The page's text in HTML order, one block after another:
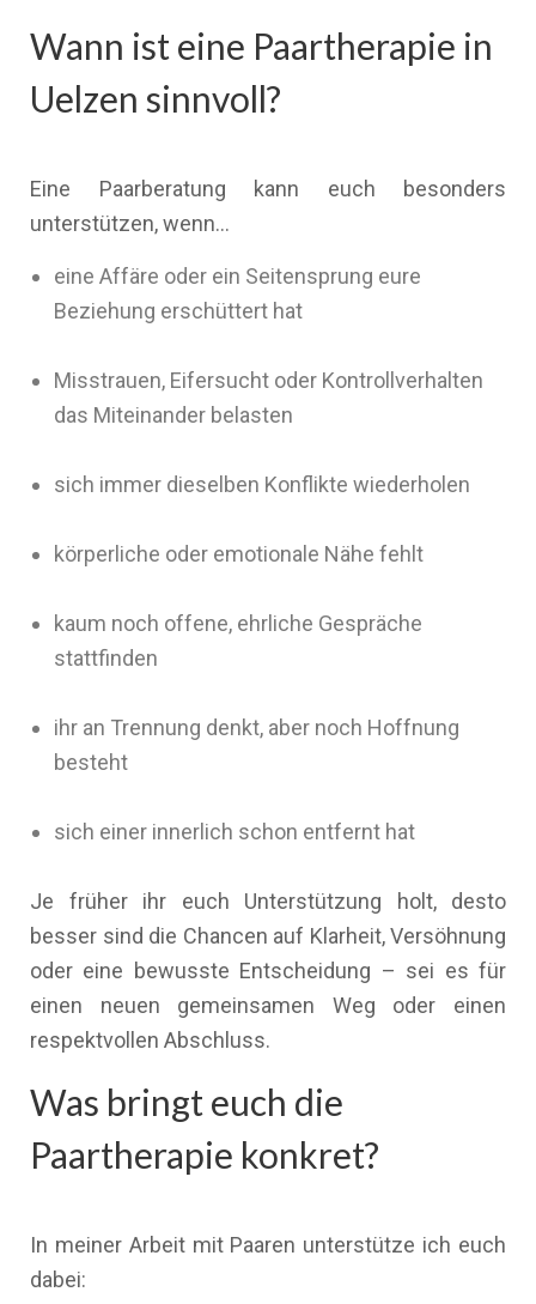
Wann ist eine Paartherapie in
Uelzen sinnvoll?
Eine Paarberatung kann euch besonders
unterstützen, wenn…
eine Affäre oder ein Seitensprung eure
Beziehung erschüttert hat
Misstrauen, Eifersucht oder Kontrollverhalten
das Miteinander belasten
sich immer dieselben Konflikte wiederholen
körperliche oder emotionale Nähe fehlt
kaum noch offene, ehrliche Gespräche
stattfinden
ihr an Trennung denkt, aber noch Hoffnung
besteht
sich einer innerlich schon entfernt hat
Je früher ihr euch Unterstützung holt, desto
besser sind die Chancen auf Klarheit, Versöhnung
oder eine bewusste Entscheidung – sei es für
einen neuen gemeinsamen Weg oder einen
respektvollen Abschluss.
Was bringt euch die
Paartherapie konkret?
In meiner Arbeit mit Paaren unterstütze ich euch
dabei: